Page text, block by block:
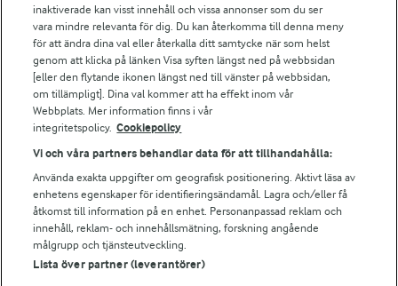
Arla webbshop
Bildbank
Följ oss
© 2026 Arla Foods
inaktiverade kan visst innehåll och vissa annonser som du ser
vara mindre relevanta för dig. Du kan återkomma till denna meny
för att ändra dina val eller återkalla ditt samtycke när som helst
genom att klicka på länken Visa syften längst ned på webbsidan
[eller den flytande ikonen längst ned till vänster på webbsidan,
om tillämpligt]. Dina val kommer att ha effekt inom vår
Webbplats. Mer information finns i vår
integritetspolicy. Cookiepolicy
Vi och våra partners behandlar data för att tillhandahålla:
Använda exakta uppgifter om geografisk positionering. Aktivt läsa av
enhetens egenskaper för identifieringsändamål. Lagra och/eller få
åtkomst till information på en enhet. Personanpassad reklam och
innehåll, reklam- och innehållsmätning, forskning angående
målgrupp och tjänsteutveckling.
Lista över partner (leverantörer)